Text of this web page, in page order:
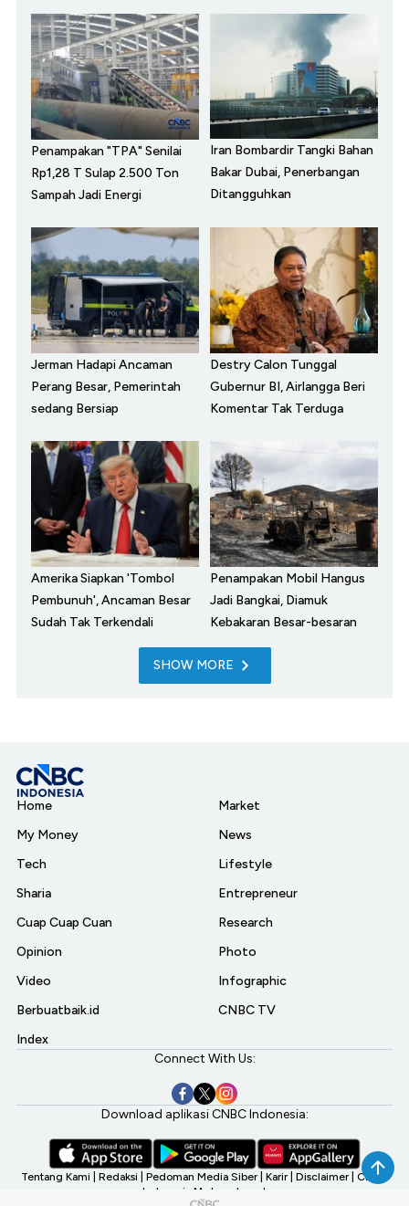
Penampakan "TPA" Senilai
Rp1,28 T Sulap 2.500 Ton
Sampah Jadi Energi
Iran Bombardir Tangki Bahan
Bakar Dubai, Penerbangan
Ditangguhkan
Jerman Hadapi Ancaman
Perang Besar, Pemerintah
sedang Bersiap
Destry Calon Tunggal
Gubernur BI, Airlangga Beri
Komentar Tak Terduga
Amerika Siapkan 'Tombol
Pembunuh', Ancaman Besar
Sudah Tak Terkendali
Penampakan Mobil Hangus
Jadi Bangkai, Diamuk
Kebakaran Besar-besaran
SHOW MORE
Home
My Money
Tech
Sharia
Cuap Cuap Cuan
Opinion
Video
Berbuatbaik.id
Index
Market
News
Lifestyle
Entrepreneur
Research
Photo
Infographic
CNBC TV
Connect With Us:
Download aplikasi CNBC Indonesia:
Tentang Kami Redaksi Pedoman Media Siber Karir Disclaimer CNBC
Indonesia My Investment